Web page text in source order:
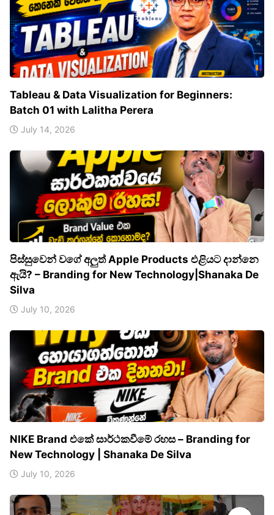
Tableau & Data Visualization for Beginners:
Batch 01 with Lalitha Perera
July 14, 2026
පිස්සුවෙන් වගේ අලුත් Apple Products එළියට දාන්නෙ
ඇයි? – Branding for New Technology|Shanaka De
Silva
July 10, 2026
NIKE Brand එකේ සාර්ථකවීමේ රහස – Branding for
New Technology | Shanaka De Silva
July 10, 2026